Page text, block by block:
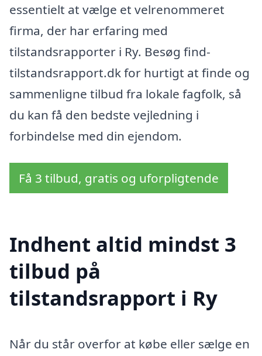
essentielt at vælge et velrenommeret
firma, der har erfaring med
tilstandsrapporter i Ry. Besøg find-
tilstandsrapport.dk for hurtigt at finde og
sammenligne tilbud fra lokale fagfolk, så
du kan få den bedste vejledning i
forbindelse med din ejendom.
Få 3 tilbud, gratis og uforpligtende
Indhent altid mindst 3
tilbud på
tilstandsrapport i Ry
Når du står overfor at købe eller sælge en